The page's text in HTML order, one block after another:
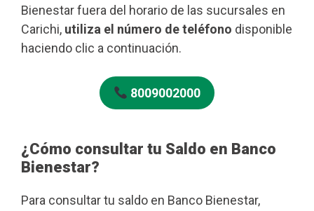
Bienestar fuera del horario de las sucursales en
Carichi, utiliza el número de teléfono disponible
haciendo clic a continuación.
8009002000
¿Cómo consultar tu Saldo en Banco
Bienestar?
Para consultar tu saldo en Banco Bienestar,